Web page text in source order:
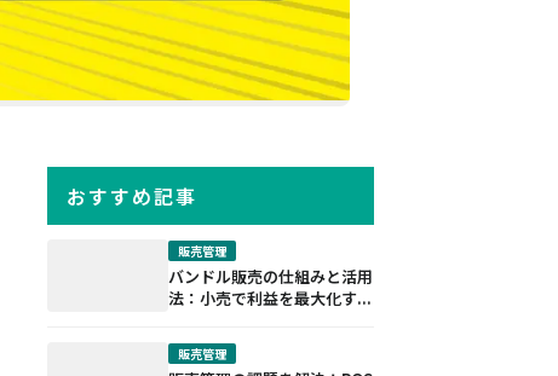
おすすめ記事
販売管理
バンドル販売の仕組みと活用
法：小売で利益を最大化す...
販売管理